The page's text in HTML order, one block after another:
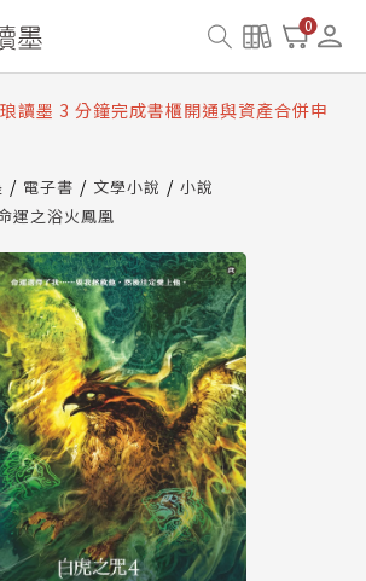
0
讀墨數位閱讀資產合併與書櫃開通申請
讀墨書櫃開通常見問題
琅讀墨 3 分鐘完成書櫃開通與資產合併申
讀墨數位閱讀資產合併與書櫃開通申請
電子書 文學小說
小說
運之浴火鳳凰